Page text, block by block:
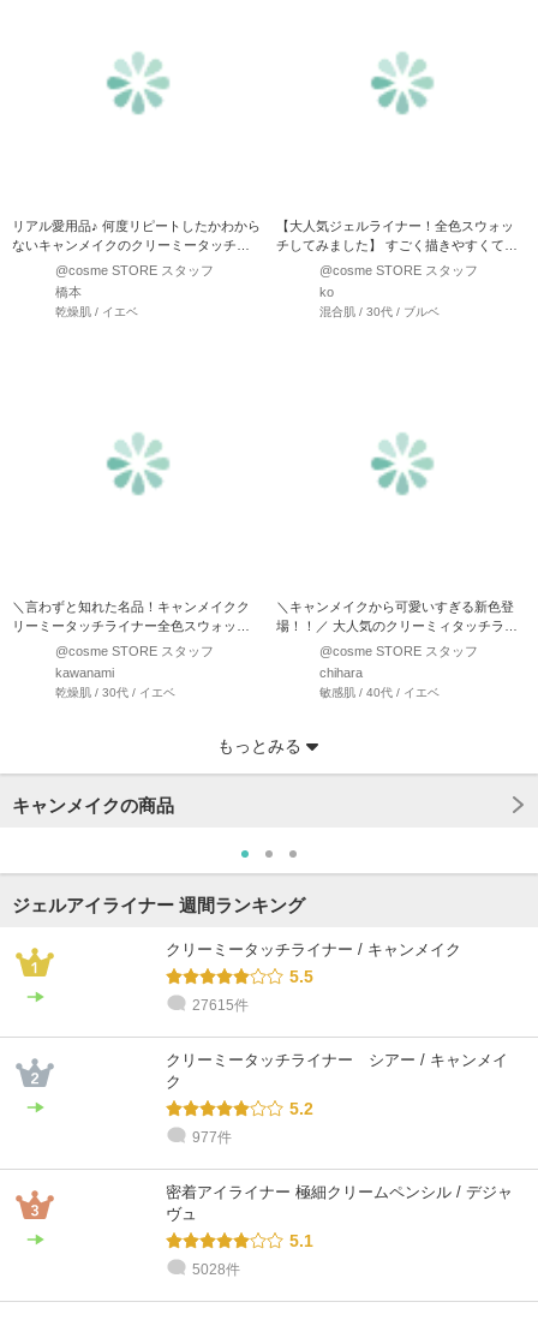
リアル愛用品♪ 何度リピートしたかわから
ないキャンメイクのクリーミータッチラ
イナー全色スウォッチ★…
@cosme STORE スタッフ
橋本
乾燥肌 / イエベ
【大人気ジェルライナー！全色スウォッ
チしてみました】 すごく描きやすくて、
スラスラ〜と描けちゃい…
@cosme STORE スタッフ
ko
混合肌 / 30代 / ブルベ
＼言わずと知れた名品！キャンメイクク
リーミータッチライナー全色スウォッチ
♡／ プチプラコスメ…
@cosme STORE スタッフ
kawanami
乾燥肌 / 30代 / イエベ
＼キャンメイクから可愛いすぎる新色登
場！！／ 大人気のクリーミィタッチライ
ナーから 限定色…
@cosme STORE スタッフ
chihara
敏感肌 / 40代 / イエベ
乾燥肌 / 30代 / イエベ
chihara
普通肌 / 30代 / イエベ
chihara
乾燥肌 / 50代 / ブルベ
みやざわ
もっとみる
キャンメイクの商品
ジェルアイライナー 週間ランキング
クリーミータッチライナー / キャンメイク
5.5
27615件
クリーミータッチライナー シアー / キャンメイ
ク
5.2
977件
密着アイライナー 極細クリームペンシル / デジャ
ヴュ
5.1
5028件